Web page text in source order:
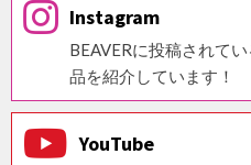
Instagram
BEAVERに投稿されて
品を紹介しています！
YouTube